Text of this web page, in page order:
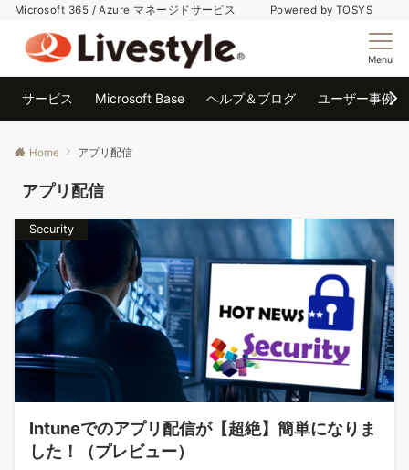
Microsoft 365 / Azure マネージドサービス Powered by TOSYS
Menu
サービス Microsoft Base ヘルプ＆ブログ ユーザー事例
Home アプリ配信
アプリ配信
Security
Intuneでのアプリ配信が【超絶】簡単になりま
した！（プレビュー）